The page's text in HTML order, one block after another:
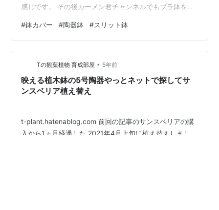
感じです。 その後カーメン君チャンネルでもプラ鉢を陶
その時使ったプラ鉢は購入した時のままのサイズだった
ので、プラ鉢がやや小さめ。 何かジャストフィットする
ものはないか、いくつか鉢を購入して試してみました。
今のところシンデレラフィットはこの組み合わせです。
スリット鉢 プラ鉢 18cm ロングタイプ 1個 家庭菜園 プラ
ン…
#鉢カバー #陶器鉢 #スリット鉢
Tの観葉植物 育成部屋 • 5年前
映える植木鉢の5号陶器やっとネットで探してサ
ンスベリア植え替え